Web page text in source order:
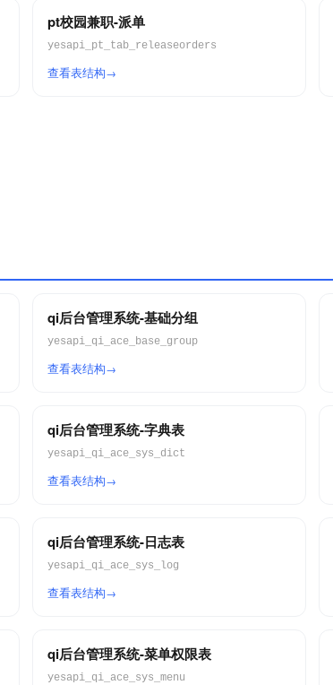
pt校园兼职-派单
yesapi_pt_tab_releaseorders
查看表结构
qi后台管理系统-基础分组
yesapi_qi_ace_base_group
查看表结构
qi后台管理系统-字典表
yesapi_qi_ace_sys_dict
查看表结构
qi后台管理系统-日志表
yesapi_qi_ace_sys_log
查看表结构
qi后台管理系统-菜单权限表
yesapi_qi_ace_sys_menu